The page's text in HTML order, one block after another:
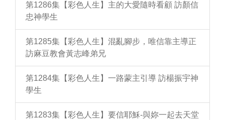
第1286集【彩色人生】主的大愛隨時看顧 訪顏信
忠神學生
第1285集【彩色人生】混亂腳步，唯信靠主導正
訪麻豆教會黃志峰弟兄
第1284集【彩色人生】一路蒙主引導 訪楊振宇神
學生
第1283集【彩色人生】要信耶穌-與妳一起去天堂